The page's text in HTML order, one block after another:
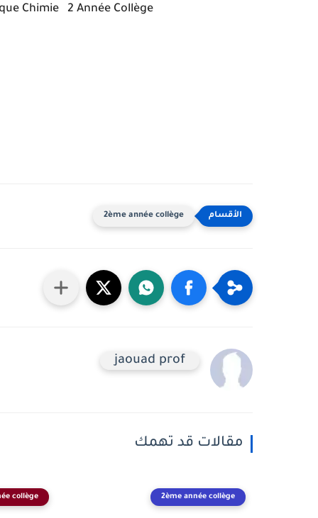
Chimie 2 Année Collège
2ème année collège
jaouad prof
مقالات قد تهمك
2ème année collège
collège